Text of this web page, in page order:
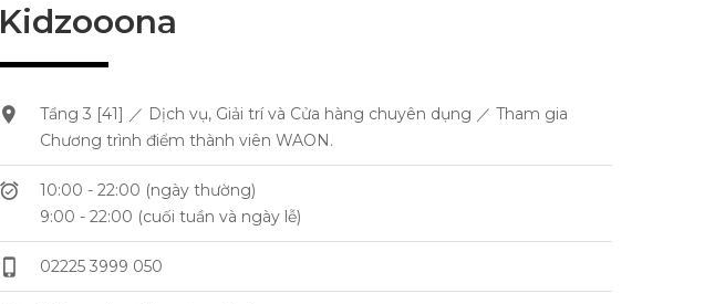
Kidzooona
Tầng 3 [41] ／ Dịch vụ, Giải trí và Cửa hàng chuyên dụng ／ Tham gia
Chương trình điểm thành viên WAON.
10:00 - 22:00 (ngày thường)
9:00 - 22:00 (cuối tuần và ngày lễ)
02225 3999 050